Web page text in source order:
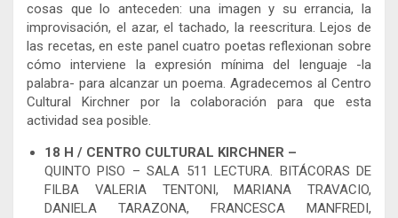
cosas que lo anteceden: una imagen y su errancia, la
improvisación, el azar, el tachado, la reescritura. Lejos de
las recetas, en este panel cuatro poetas reflexionan sobre
cómo interviene la expresión mínima del lenguaje -la
palabra- para alcanzar un poema. Agradecemos al Centro
Cultural Kirchner por la colaboración para que esta
actividad sea posible.
18 H / CENTRO CULTURAL KIRCHNER –
QUINTO PISO – SALA 511 LECTURA. BITÁCORAS DE
FILBA VALERIA TENTONI, MARIANA TRAVACIO,
DANIELA TARAZONA, FRANCESCA MANFREDI,